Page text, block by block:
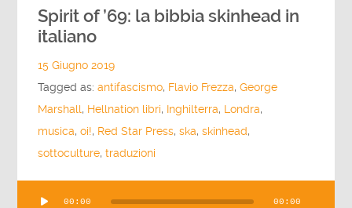
Spirit of ’69: la bibbia skinhead in
italiano
15 Giugno 2019
Tagged as:antifascismo, Flavio Frezza,George
Marshall, Hellnation libri, Inghilterra, Londra,
musica,oi!, Red Star Press,ska,skinhead,
sottoculture,traduzioni
00:00 00:00